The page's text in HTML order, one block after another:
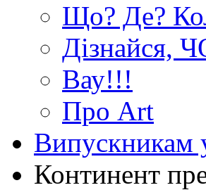
Що? Де?
Дізнайся,
Вау!!!
Про Art
Випускникам
Континент